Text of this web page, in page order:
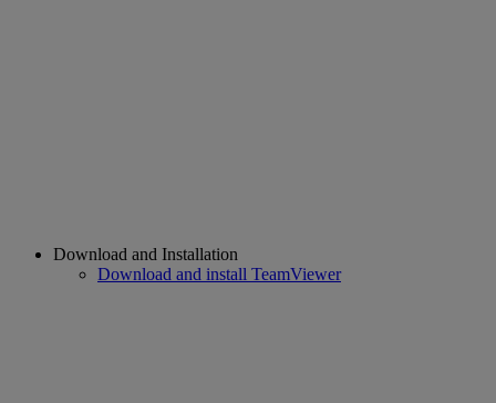
Download and Installation
Download and install TeamViewer